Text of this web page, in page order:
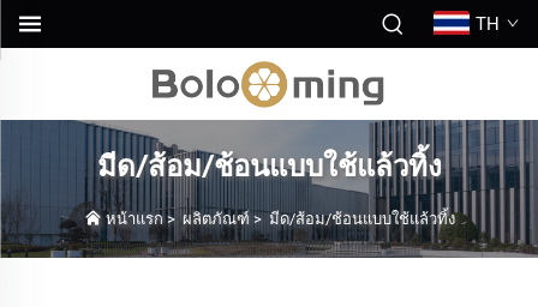
TH
มีด/ส้อม/ช้อนแบบใช้แล้วทิ้ง
หน้าแรก>ผลิตภัณฑ์ > มีด/ส้อม/ช้อนแบบใช้แล้วทิ้ง